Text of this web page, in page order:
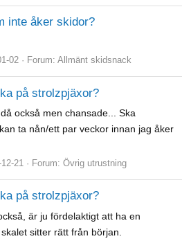
inte åker skidor?
02 Forum: Allmänt skidsnack
på strolzpjäxor?
också men chansade... Ska
ta nån/ett par veckor innan jag åker
21 Forum: Övrig utrustning
på strolzpjäxor?
är ju fördelaktigt att ha en
sitter rätt från början.